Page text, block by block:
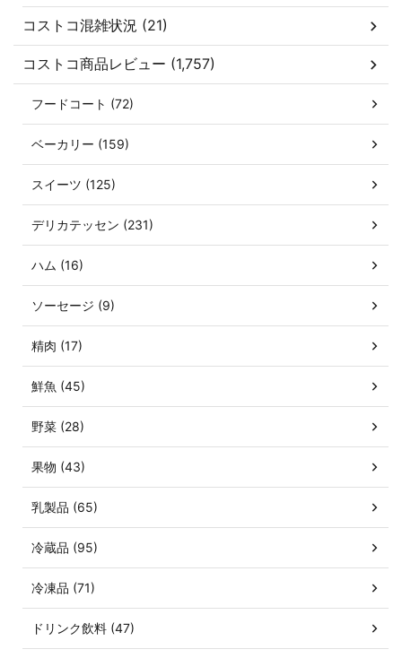
コストコ混雑状況 (21)
コストコ商品レビュー (1,757)
フードコート (72)
ベーカリー (159)
スイーツ (125)
デリカテッセン (231)
ハム (16)
ソーセージ (9)
精肉 (17)
鮮魚 (45)
野菜 (28)
果物 (43)
乳製品 (65)
冷蔵品 (95)
冷凍品 (71)
ドリンク飲料 (47)